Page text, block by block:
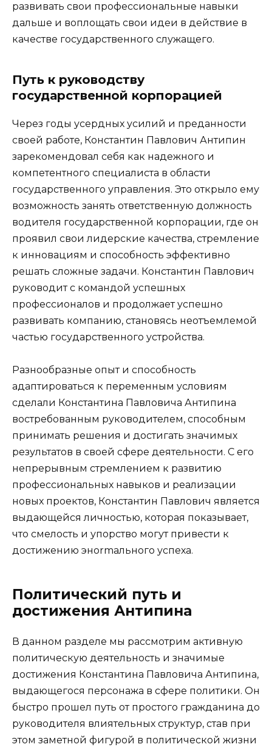
развивать свои профессиональные навыки
дальше и воплощать свои идеи в действие в
качестве государственного служащего.
Путь к руководству
государственной корпорацией
Через годы усердных усилий и преданности
своей работе, Константин Павлович Антипин
зарекомендовал себя как надежного и
компетентного специалиста в области
государственного управления. Это открыло ему
возможность занять ответственную должность
водителя государственной корпорации, где он
проявил свои лидерские качества, стремление
к инновациям и способность эффективно
решать сложные задачи. Константин Павлович
руководит с командой успешных
профессионалов и продолжает успешно
развивать компанию, становясь неотъемлемой
частью государственного устройства.
Разнообразные опыт и способность
адаптироваться к переменным условиям
сделали Константина Павловича Антипина
востребованным руководителем, способным
принимать решения и достигать значимых
результатов в своей сфере деятельности. С его
непрерывным стремлением к развитию
профессиональных навыков и реализации
новых проектов, Константин Павлович является
выдающейся личностью, которая показывает,
что смелость и упорство могут привести к
достижению энormального успеха.
Политический путь и
достижения Антипина
В данном разделе мы рассмотрим активную
политическую деятельность и значимые
достижения Константина Павловича Антипина,
выдающегося персонажа в сфере политики. Он
быстро прошел путь от простого гражданина до
руководителя влиятельных структур, став при
этом заметной фигурой в политической жизни